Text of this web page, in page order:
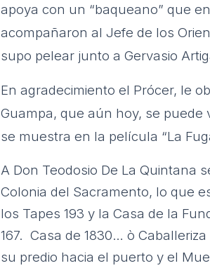
apoya con un “baqueano” que
acompañaron al Jefe de los
supo pelear junto a Gervasio
En agradecimiento el Prócer, le
Guampa, que aún hoy, se
se muestra en la película “La
A Don Teodosio De La Quintana
Colonia del Sacramento, lo que
los Tapes 193 y la Casa de la
167. Casa de 1830… ò
su predio hacia el puerto y el